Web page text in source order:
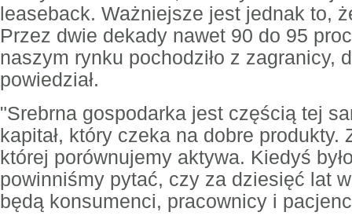
leaseback. Ważniejsze jest jednak to,
Przez dwie dekady nawet 90 do 95
naszym rynku pochodziło z zagranicy,
powiedział.
"Srebrna gospodarka jest częścią tej
kapitał, który czeka na dobre produkty.
której porównujemy aktywa. Kiedyś
powinniśmy pytać, czy za dziesięć lat
będą konsumenci, pracownicy i